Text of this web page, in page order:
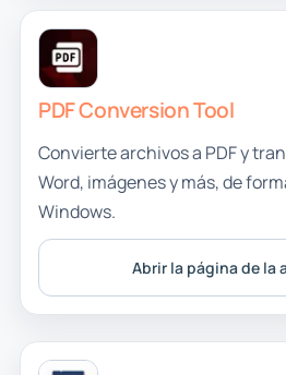
PDF Conversion Tool
Convierte archivos a PDF y
Word, imágenes y más, de
Windows.
Abrir la página de la